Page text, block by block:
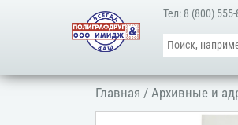
Тел: 8 (800)
Главная /Архивные и